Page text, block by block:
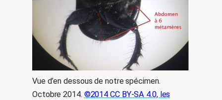
Vue d’en dessous de notre spécimen.
Octobre 2014. ©2014 CC BY-SA 4.0, les